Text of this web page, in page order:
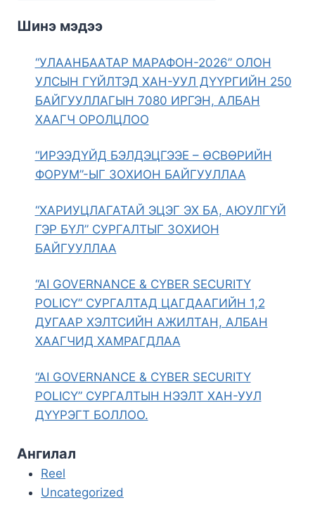
Шинэ мэдээ
“УЛААНБААТАР МАРАФОН-2026” ОЛОН
УЛСЫН ГҮЙЛТЭД ХАН-УУЛ ДҮҮРГИЙН 250
БАЙГУУЛЛАГЫН 7080 ИРГЭН, АЛБАН
ХААГЧ ОРОЛЦЛОО
“ИРЭЭДҮЙД БЭЛДЭЦГЭЭЕ – ӨСВӨРИЙН
ФОРУМ”-ЫГ ЗОХИОН БАЙГУУЛЛАА
“ХАРИУЦЛАГАТАЙ ЭЦЭГ ЭХ БА, АЮУЛГҮЙ
ГЭР БҮЛ” СУРГАЛТЫГ ЗОХИОН
БАЙГУУЛЛАА
“AI GOVERNANCE & CYBER SECURITY
POLICY” СУРГАЛТАД ЦАГДААГИЙН 1,2
ДУГААР ХЭЛТСИЙН АЖИЛТАН, АЛБАН
ХААГЧИД ХАМРАГДЛАА
“AI GOVERNANCE & CYBER SECURITY
POLICY” СУРГАЛТЫН НЭЭЛТ ХАН-УУЛ
ДҮҮРЭГТ БОЛЛОО.
Ангилал
Reel
Uncategorized